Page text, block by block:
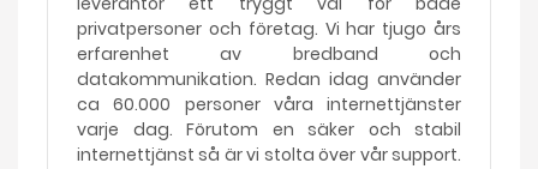
privatpersoner och företag. Vi har tjugo års
erfarenhet av bredband och
datakommunikation. Redan idag använder
ca 60.000 personer våra internettjänster
varje dag. Förutom en säker och stabil
internettjänst så är vi stolta över vår support.